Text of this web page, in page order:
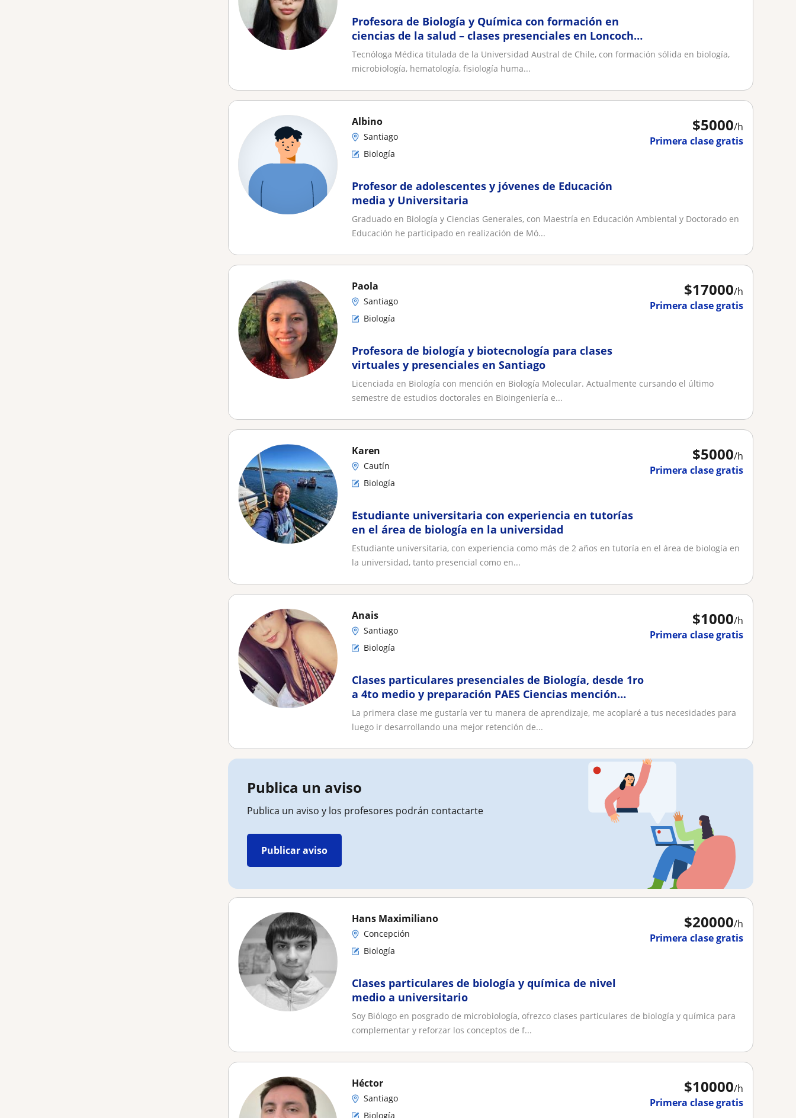
Profesora de Biología y Química con formación en
ciencias de la salud – clases presenciales en Loncoche
con enfoque personalizado
Tecnóloga Médica titulada de la Universidad Austral de Chile, con formación sólida en biología,
microbiología, hematología, fisiología huma...
$5000/h
Primera clase gratis
Albino
Santiago
Biología
Profesor de adolescentes y jóvenes de Educación
media y Universitaria
Graduado en Biología y Ciencias Generales, con Maestría en Educación Ambiental y Doctorado en
Educación he participado en realización de Mó...
$17000/h
Primera clase gratis
Paola
Santiago
Biología
Profesora de biología y biotecnología para clases
virtuales y presenciales en Santiago
Licenciada en Biología con mención en Biología Molecular. Actualmente cursando el último
semestre de estudios doctorales en Bioingeniería e...
$5000/h
Primera clase gratis
Karen
Cautín
Biología
Estudiante universitaria con experiencia en tutorías
en el área de biología en la universidad
Estudiante universitaria, con experiencia como más de 2 años en tutoría en el área de biología en
la universidad, tanto presencial como en...
$1000/h
Primera clase gratis
Anais
Santiago
Biología
Clases particulares presenciales de Biología, desde 1ro
a 4to medio y preparación PAES Ciencias mención
biología
La primera clase me gustaría ver tu manera de aprendizaje, me acoplaré a tus necesidades para
luego ir desarrollando una mejor retención de...
Publica un aviso
Publica un aviso y los profesores podrán contactarte
Publicar aviso
$20000/h
Primera clase gratis
Hans Maximiliano
Concepción
Biología
Clases particulares de biología y química de nivel
medio a universitario
Soy Biólogo en posgrado de microbiología, ofrezco clases particulares de biología y química para
complementar y reforzar los conceptos de f...
$10000/h
Primera clase gratis
Héctor
Santiago
Biología